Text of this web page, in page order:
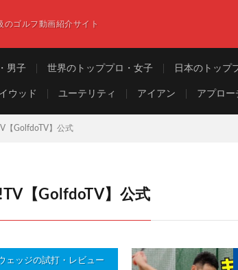
のゴルフ動画紹介サイト
男子 世界のトッププロ・女子 日本のトップ
ウッド ユーテリティ アイアン アプロー
【GolfdoTV】公式
【GolfdoTV】公式
ェッジの試打・レビュー